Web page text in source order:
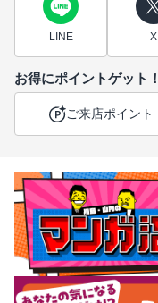
LINE X
お得にポイントゲット！
ご来店ポイント